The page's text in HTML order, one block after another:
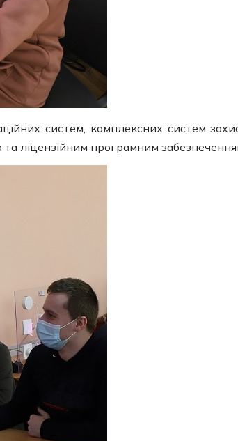
систем, комплексних систем
ліцензійним програмним